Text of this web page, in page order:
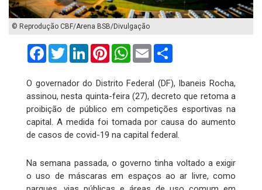
© Reprodução CBF/Arena BSB/Divulgação
FacebookTwitterLinkedInPinterestWhatsApp
Email
O governador do Distrito Federal (DF), Ibaneis Rocha,
assinou, nesta quinta-feira (27), decreto que retoma a
proibição de público em competições esportivas na
capital. A medida foi tomada por causa do aumento
de casos de covid-19 na capital federal.
Na semana passada, o governo tinha voltado a exigir
o uso de máscaras em espaços ao ar livre, como